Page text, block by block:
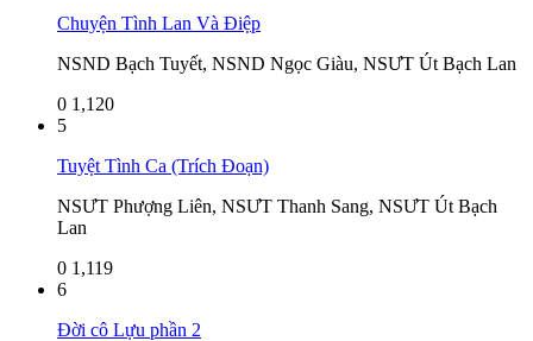
Chuyện Tình Lan Và Điệp
NSND Bạch Tuyết, NSND Ngọc Giàu, NSƯT Út Bạch Lan
0 1,120
5
Tuyệt Tình Ca (Trích Đoạn)
NSƯT Phượng Liên, NSƯT Thanh Sang, NSƯT Út Bạch
Lan
0 1,119
6
Đời cô Lựu phần 2